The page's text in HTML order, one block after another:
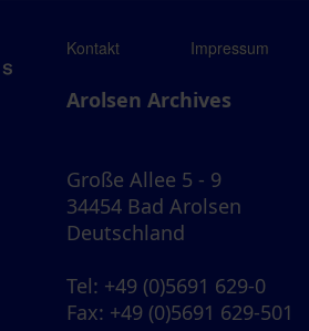
Kontakt Impressum
Arolsen Archives
Große Allee 5 - 9
34454 Bad Arolsen
Deutschland
Tel: +49 (0)5691 629-0
Fax: +49 (0)5691 629-501